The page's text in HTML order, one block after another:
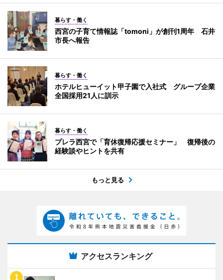
暮らす・働く
西宮の子育て情報誌「tomoni」が創刊1周年 石井
市長へ報告
暮らす・働く
ホテルヒューイット甲子園で入社式 グループ企業
全国採用21人に訓示
暮らす・働く
プレラ西宮で「育休復帰応援セミナー」 復帰後の
経験談やヒントを共有
もっと見る
アクセスランキング